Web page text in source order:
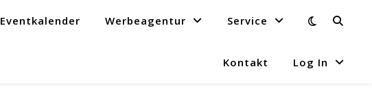
Eventkalender Werbeagentur Service
Kontakt Log In